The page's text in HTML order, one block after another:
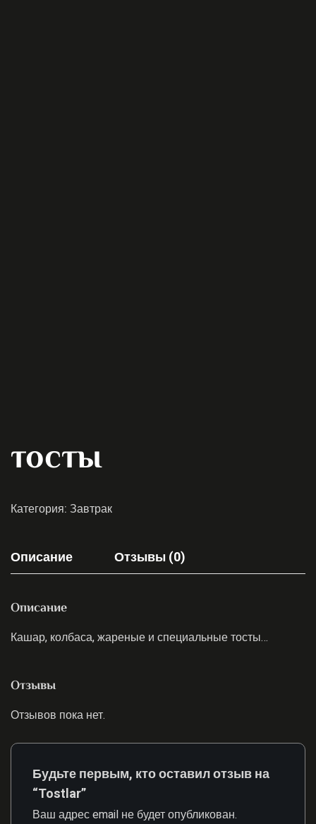
тосты
Категория: Завтрак
Описание Отзывы (0)
Описание
Кашар, колбаса, жареные и специальные тосты…
Отзывы
Отзывов пока нет.
Будьте первым, кто оставил отзыв на
“Tostlar”
Ваш адрес email не будет опубликован.